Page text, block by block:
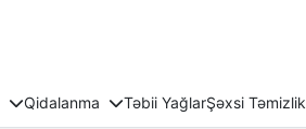
Qidalanma Təbii YağlarŞəxsi Təmizlik